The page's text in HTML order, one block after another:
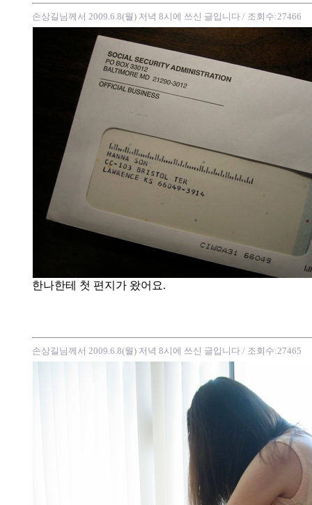
손상길님께서 2009.6.8(월) 저녁 8시에 쓰신 글입니다 / 조회수:27466
한나한테 첫 편지가 왔어요.
손상길님께서 2009.6.8(월) 저녁 8시에 쓰신 글입니다 / 조회수:27465